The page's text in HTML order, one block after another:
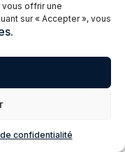
offrir une
sur « Accepter », vous
confidentialité
d’affaires. CIO externe.